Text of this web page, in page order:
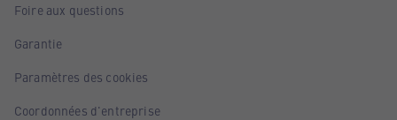
Foire aux questions
Garantie
Paramètres des cookies
Coordonnées d'entreprise